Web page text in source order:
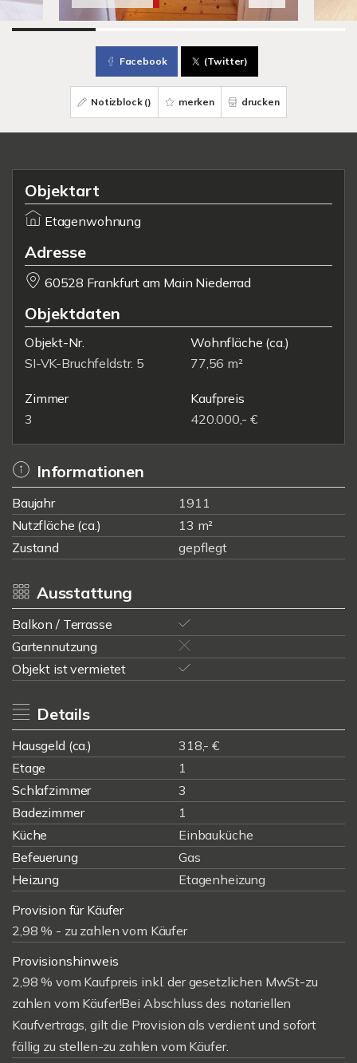
Facebook (Twitter)
Notizblock () merken drucken
Objektart
Etagenwohnung
Adresse
60528 Frankfurt am Main Niederrad
Objektdaten
Objekt-Nr.
SI-VK-Bruchfeldstr. 5
Wohnfläche (ca.)
77,56 m²
Zimmer
3
Kaufpreis
420.000,- €
Informationen
Baujahr
1911
Nutzfläche (ca.)
13 m²
Zustand
gepflegt
Ausstattung
Balkon / Terrasse
Gartennutzung
Objekt ist vermietet
Details
Hausgeld (ca.)
318,- €
Etage
1
Schlafzimmer
3
Badezimmer
1
Küche
Einbauküche
Befeuerung
Gas
Heizung
Etagenheizung
Provision für Käufer
2,98 % - zu zahlen vom Käufer
Provisionshinweis
2,98 % vom Kaufpreis inkl. der gesetzlichen MwSt-zu
zahlen vom Käufer!Bei Abschluss des notariellen
Kaufvertrags, gilt die Provision als verdient und sofort
fällig zu stellen-zu zahlen vom Käufer.